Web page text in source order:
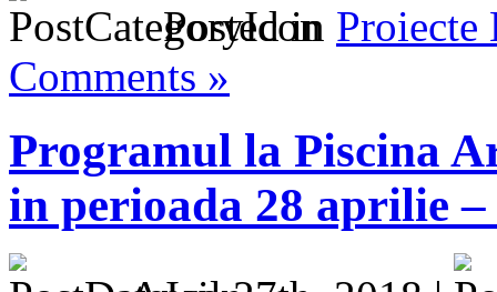
Posted in Proiecte
Comments »
Programul la Piscina
in perioada 28 aprilie –